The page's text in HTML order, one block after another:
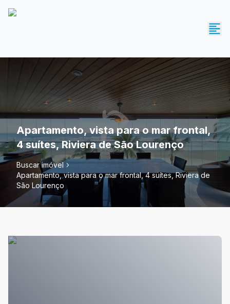
Apartamento, vista para o mar frontal,
4 suítes, Riviera de São Lourenço
Buscar imóvel
Apartamento, vista para o mar frontal, 4 suítes, Riviera de
São Lourenço